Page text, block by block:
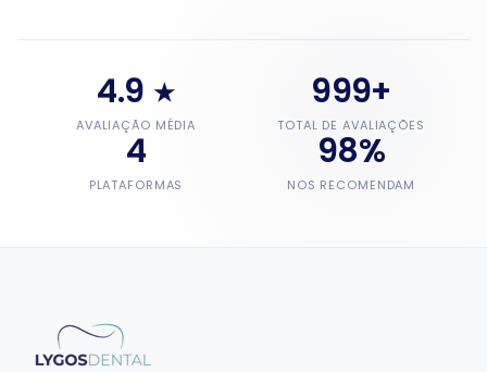
4.9 ★
AVALIAÇÃO MÉDIA
999+
TOTAL DE AVALIAÇÕES
4
PLATAFORMAS
98%
NOS RECOMENDAM